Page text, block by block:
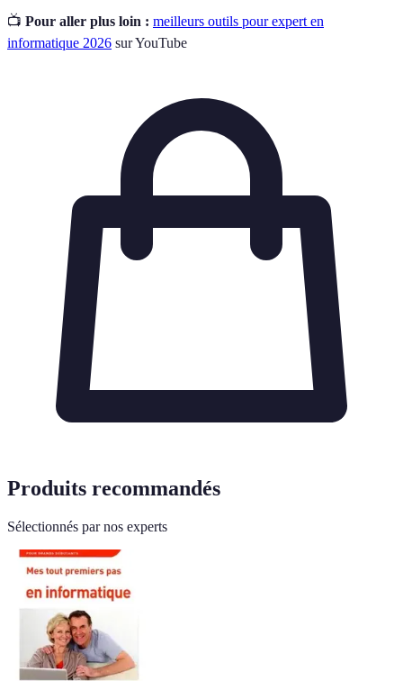
📺 Pour aller plus loin : meilleurs outils pour expert en
informatique 2026 sur YouTube
Produits recommandés
Sélectionnés par nos experts